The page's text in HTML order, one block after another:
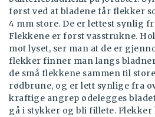
først ved at bladene får flekker
4 mm store. De er lettest synlig
Flekkene er først vasstrukne.
mot lyset, ser man at de er
flekker finner man langs
de små flekkene sammen til
rødbrune, og er lett synlige fra
kraftige angrep ødelegges
gå i stykker og bli fillete. Flekker